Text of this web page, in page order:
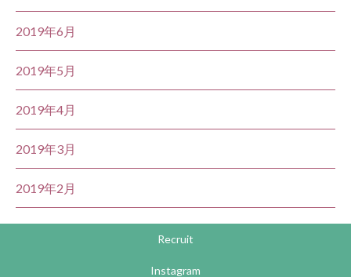
2019年6月
2019年5月
2019年4月
2019年3月
2019年2月
Recruit
Instagram